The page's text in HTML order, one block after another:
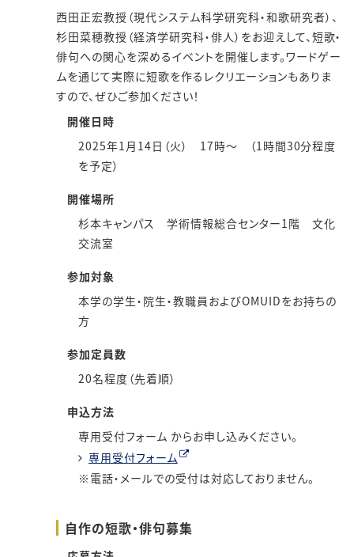
西田正宏教授（現代システム科学研究科・和歌研究者）、
杉田菜穂教授（経済学研究科・俳人）をお迎えして、短歌・
俳句への関心を深めるイベントを開催します。ワードゲー
ムを通じて実際に短歌を作るレクリエーションもありま
すので、ぜひご参加ください！
開催日時
2025年1月14日（火） 17時～ （1時間30分程度
を予定）
開催場所
杉本キャンパス 学術情報総合センター1階 文化
交流室
参加対象
本学の学生・院生・教職員およびOMUIDをお持ちの
方
参加定員数
20名程度（先着順）
申込方法
専用受付フォーム からお申し込みください。
専用受付フォーム
※電話・メールでの受付は対応しておりません。
自作の短歌・俳句募集